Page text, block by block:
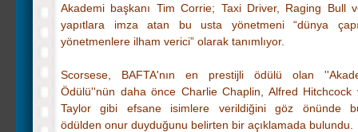
Akademi başkanı Tim Corrie; Taxi Driver, Raging Bull
yapıtlara imza atan bu usta yönetmeni “dünya
yönetmenlere ilham verici” olarak tanımlıyor.
Scorsese, BAFTA'nın en prestijli ödülü olan
Ödülü''nün daha önce Charlie Chaplin, Alfred Hitchcock
Taylor gibi efsane isimlere verildiğini göz önünde
ödülden onur duyduğunu belirten bir açıklamada bulundu.